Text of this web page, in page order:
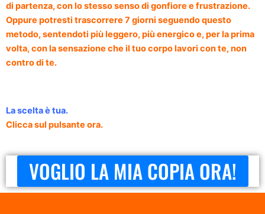
di partenza, con lo stesso senso di gonfiore e frustrazione.
Oppure potresti trascorrere 7 giorni seguendo questo
metodo, sentendoti più leggero, più energico e, per la prima
volta, con la sensazione che il tuo corpo lavori con te, non
contro di te.
La scelta è tua.
Clicca sul pulsante ora.
VOGLIO LA MIA COPIA ORA!